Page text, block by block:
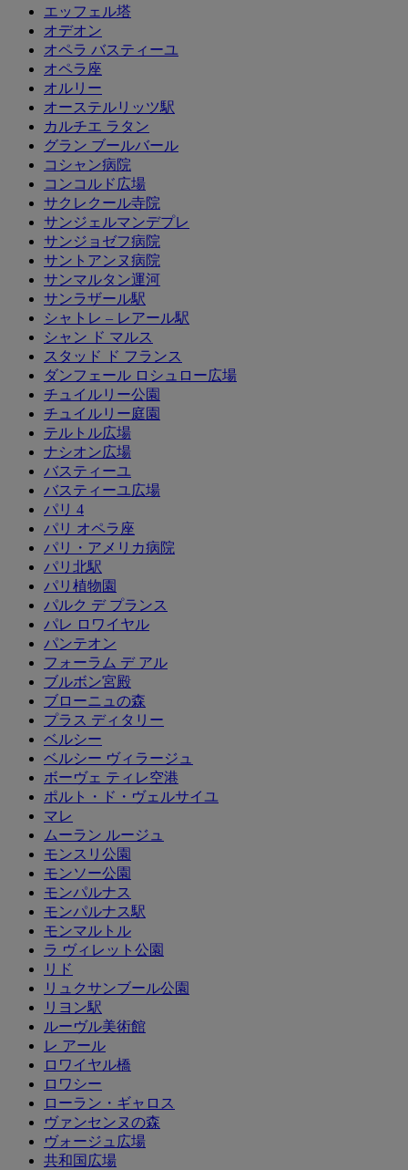
エッフェル塔
オデオン
オペラ バスティーユ
オペラ座
オルリー
オーステルリッツ駅
カルチエ ラタン
グラン ブールバール
コシャン病院
コンコルド広場
サクレクール寺院
サンジェルマンデプレ
サンジョゼフ病院
サントアンヌ病院
サンマルタン運河
サンラザール駅
シャトレ – レアール駅
シャン ド マルス
スタッド ド フランス
ダンフェール ロシュロー広場
チュイルリー公園
チュイルリー庭園
テルトル広場
ナシオン広場
バスティーユ
バスティーユ広場
パリ 4
パリ オペラ座
パリ・アメリカ病院
パリ北駅
パリ植物園
パルク デ プランス
パレ ロワイヤル
パンテオン
フォーラム デ アル
ブルボン宮殿
ブローニュの森
プラス ディタリー
ベルシー
ベルシー ヴィラージュ
ボーヴェ ティレ空港
ポルト・ド・ヴェルサイユ
マレ
ムーラン ルージュ
モンスリ公園
モンソー公園
モンパルナス
モンパルナス駅
モンマルトル
ラ ヴィレット公園
リド
リュクサンブール公園
リヨン駅
ルーヴル美術館
レ アール
ロワイヤル橋
ロワシー
ローラン・ギャロス
ヴァンセンヌの森
ヴォージュ広場
共和国広場